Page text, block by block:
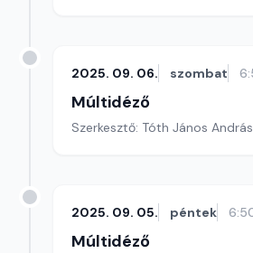
2025. 09. 06. szombat
Múltidéző
Szerkesztő: Tóth János András
2025. 09. 05. péntek
Múltidéző